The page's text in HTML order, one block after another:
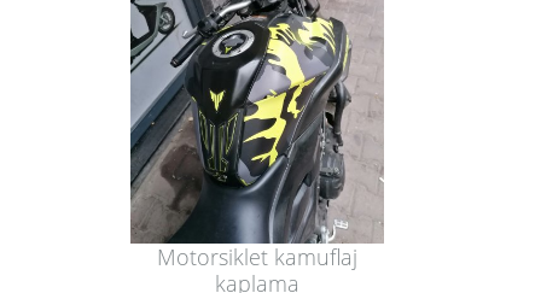
Motorsiklet kamuflaj
kaplama